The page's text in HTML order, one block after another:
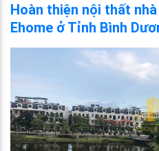
Hoàn thiện nội thất
Ehome ở Tỉnh Bình